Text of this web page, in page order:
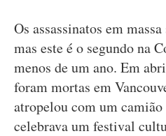
Os assassinatos em
mas este é o segundo na
menos de um ano. Em
foram mortas em
atropelou com um
celebrava um festival